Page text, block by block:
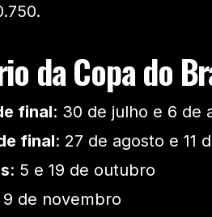
da Copa do
final: 30 de julho e 6 de
final: 27 de agosto e 11
: 5 e 19 de outubro
9 de novembro